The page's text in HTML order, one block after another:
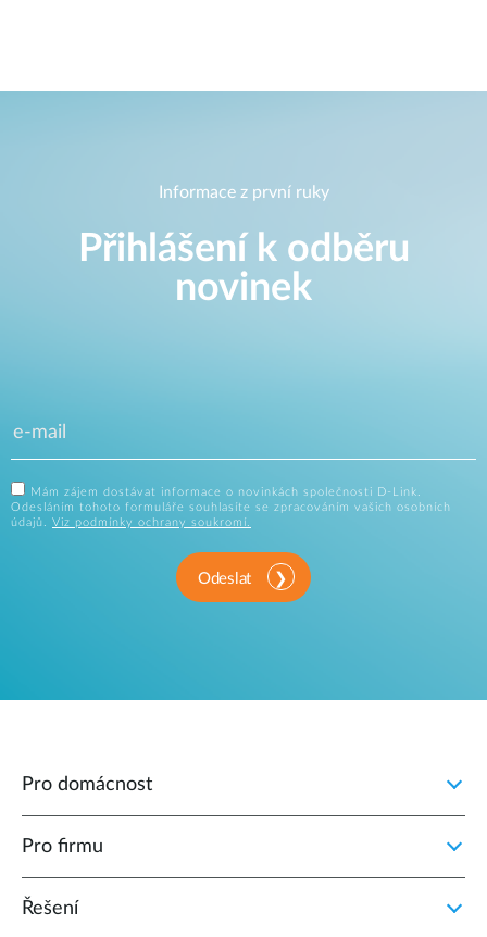
Informace z první ruky
Přihlášení k odběru
novinek
Mám zájem dostávat informace o novinkách společnosti D-Link.
Odesláním tohoto formuláře souhlasíte se zpracováním vašich osobních
údajů. Viz podmínky ochrany soukromí.
Odeslat
Pro domácnost
Pro firmu
Řešení